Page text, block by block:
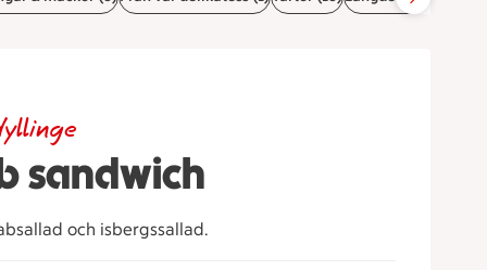
sandwich
och isbergssallad.